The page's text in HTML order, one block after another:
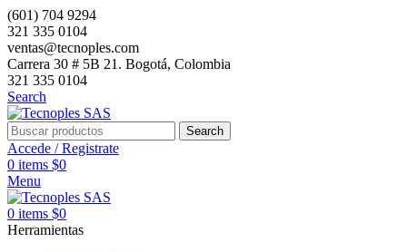
(601) 704 9294
321 335 0104
ventas@tecnoples.com
Carrera 30 # 5B 21. Bogotá, Colombia
321 335 0104
Search
Search
Accede / Registrate
0 items $0
Menu
0 items $0
Herramientas